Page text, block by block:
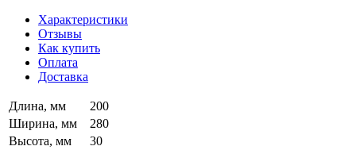
Характеристики
Отзывы
Как купить
Оплата
Доставка
Длина, мм
200
Ширина, мм
280
Высота, мм
30